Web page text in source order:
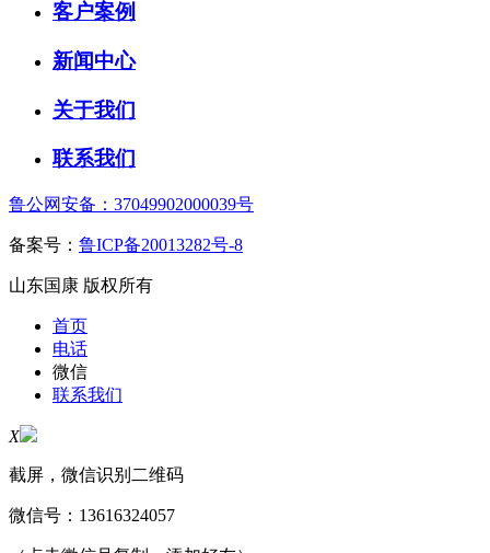
客户案例
新闻中心
关于我们
联系我们
鲁公网安备：37049902000039号
备案号： 鲁ICP备20013282号-8
山东国康 版权所有
首页
电话
微信
联系我们
X
截屏，微信识别二维码
微信号： 13616324057